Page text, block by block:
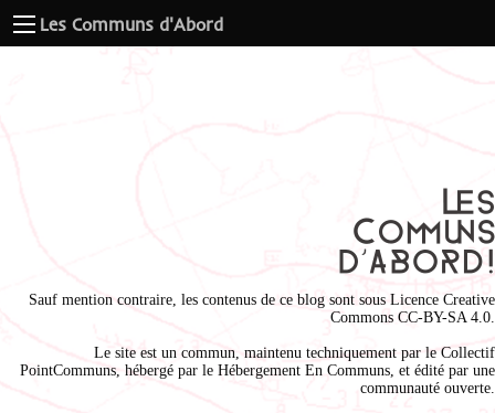
Les Communs d'Abord
Sauf mention contraire, les contenus de ce blog sont sous Licence Creative
Commons CC-BY-SA 4.0
Le site est un commun, maintenu techniquement par le Collectif
PointCommuns , hébergé par le Hébergement En Communs , et édité par une
communauté ouverte.